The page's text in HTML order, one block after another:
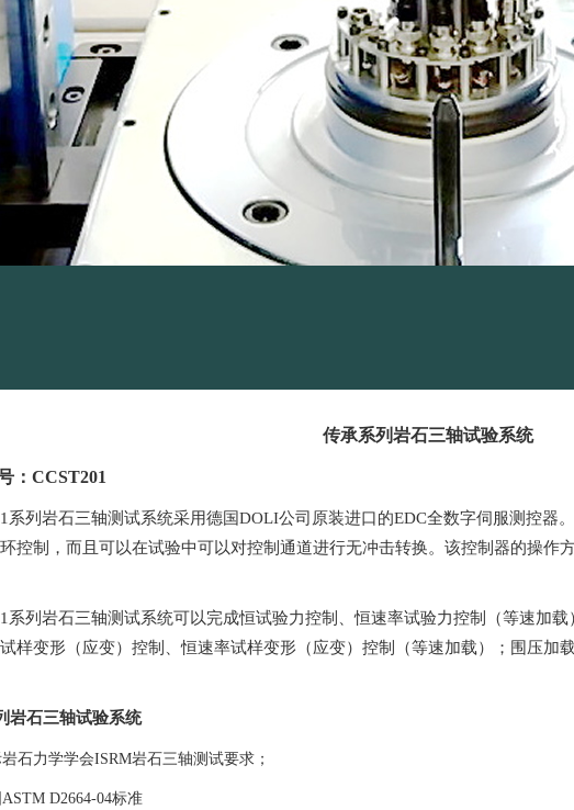
传承系列岩石三轴试验系统
： CCST201
系列岩石三轴测试系统采用德国DOLI公司原装进口的EDC全数字伺服测控器
控制，而且可以在试验中可以对控制通道进行无冲击转换。该控制器的操作
系列岩石三轴测试系统可以完成恒试验力控制、恒速率试验力控制（等速加
样变形（应变）控制、恒速率试样变形（应变）控制（等速加载）；围压加
岩石三轴试验系统
石力学学会ISRM岩石三轴测试要求；
D2664-04标准